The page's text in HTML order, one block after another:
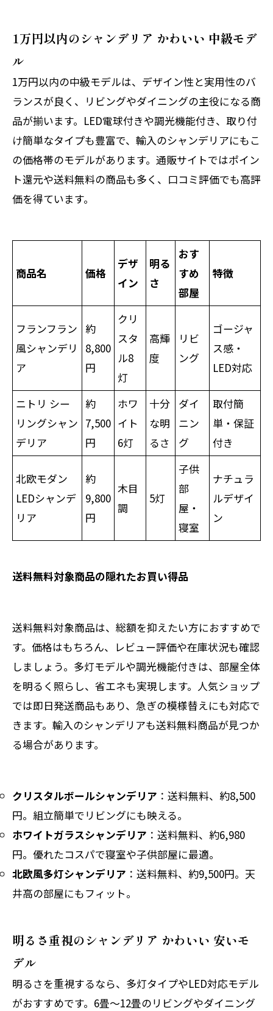
1万円以内のシャンデリア かわいい 中級モデ
ル
1万円以内の中級モデルは、デザイン性と実用性のバ
ランスが良く、リビングやダイニングの主役になる商
品が揃います。LED電球付きや調光機能付き、取り付
け簡単なタイプも豊富で、輸入のシャンデリアにもこ
の価格帯のモデルがあります。通販サイトではポイン
ト還元や送料無料の商品も多く、口コミ評価でも高評
価を得ています。
商品名 価格
デザ
イン
明る
さ
おす
すめ
部屋
特徴
フランフラン
風シャンデリ
ア
約
8,800
円
クリ
スタ
ル8
灯
高輝
度
リビ
ング
ゴージャ
ス感・
LED対応
ニトリ シー
リングシャン
デリア
約
7,500
円
ホワ
イト
6灯
十分
な明
るさ
ダイ
ニン
グ
取付簡
単・保証
付き
北欧モダン
LEDシャンデ
リア
約
9,800
円
木目
調
5灯
子供
部
屋・
寝室
ナチュラ
ルデザイ
ン
送料無料対象商品の隠れたお買い得品
送料無料対象商品は、総額を抑えたい方におすすめで
す。価格はもちろん、レビュー評価や在庫状況も確認
しましょう。多灯モデルや調光機能付きは、部屋全体
を明るく照らし、省エネも実現します。人気ショップ
では即日発送商品もあり、急ぎの模様替えにも対応で
きます。輸入のシャンデリアも送料無料商品が見つか
る場合があります。
クリスタルボールシャンデリア ：送料無料、約8,500
円。組立簡単でリビングにも映える。
ホワイトガラスシャンデリア ：送料無料、約6,980
円。優れたコスパで寝室や子供部屋に最適。
北欧風多灯シャンデリア ：送料無料、約9,500円。天
井高の部屋にもフィット。
明るさ重視のシャンデリア かわいい 安いモ
デル
明るさを重視するなら、多灯タイプやLED対応モデル
がおすすめです。6畳～12畳のリビングやダイニング